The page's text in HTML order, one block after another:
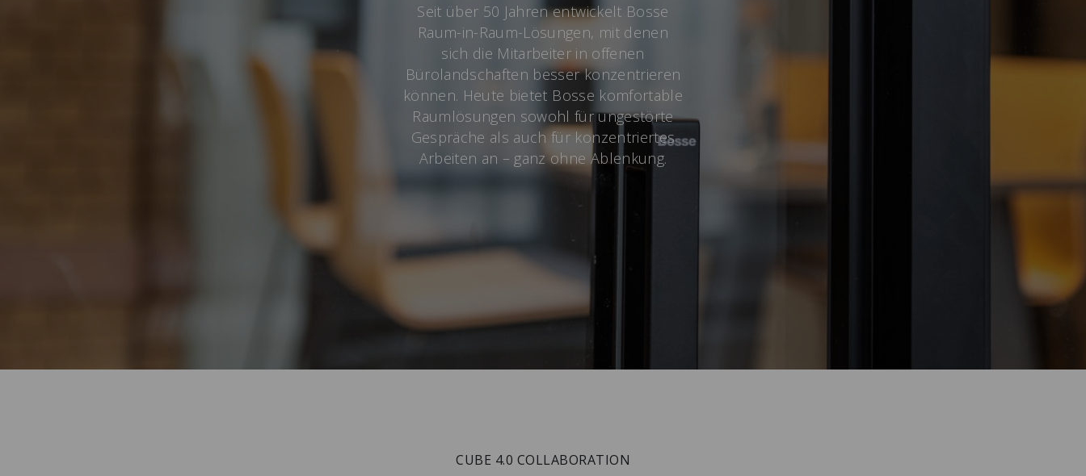
Seit über 50 Jahren entwickelt Bosse
Raum-in-Raum-Lösungen, mit denen
sich die Mitarbeiter in offenen
Bürolandschaften besser konzentrieren
können. Heute bietet Bosse komfortable
Raumlösungen sowohl für ungestörte
Gespräche als auch für konzentriertes
Arbeiten an – ganz ohne Ablenkung.
CUBE 4.0 COLLABORATION